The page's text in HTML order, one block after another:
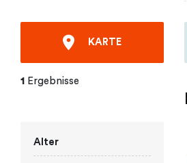
KARTE
1 Ergebnisse
Alter